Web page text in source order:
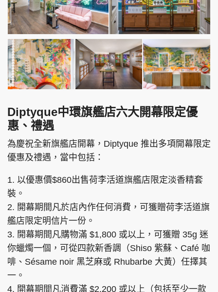
Diptyque中環旗艦店六大開幕限定優
惠、禮遇
為慶祝全新旗艦店開幕，Diptyque 推出多項開幕限定
優惠及禮遇，當中包括：
1. 以優惠價$860出售荷李活道旗艦店限定淡香精套
裝。
2. 開幕期間凡於店內作任何消費，可獲贈荷李活道旗
艦店限定明信片一份。
3. 開幕期間凡購物滿 $1,800 或以上，可獲贈 35g 迷
你蠟燭一個，可從四款新香調（Shiso 紫蘇、Café 咖
啡、Sésame noir 黑芝麻或 Rhubarbe 大黃）任擇其
一。
4. 開幕期間凡消費滿 $2,200 或以上（包括至少一款